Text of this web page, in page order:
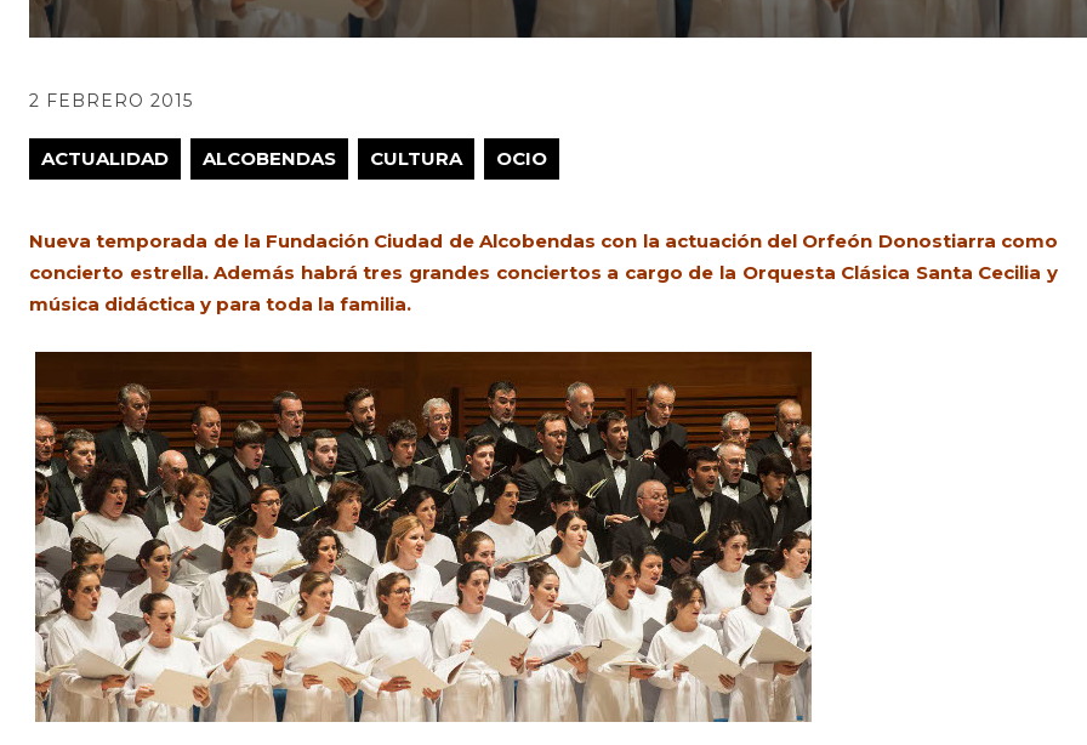
2 FEBRERO 2015
ACTUALIDAD ALCOBENDAS CULTURA OCIO
Nueva temporada de la Fundación Ciudad de Alcobendas con la actuación del Orfeón Donostiarra como
concierto estrella. Además habrá tres grandes conciertos a cargo de la Orquesta Clásica Santa Cecilia y
música didáctica y para toda la familia.